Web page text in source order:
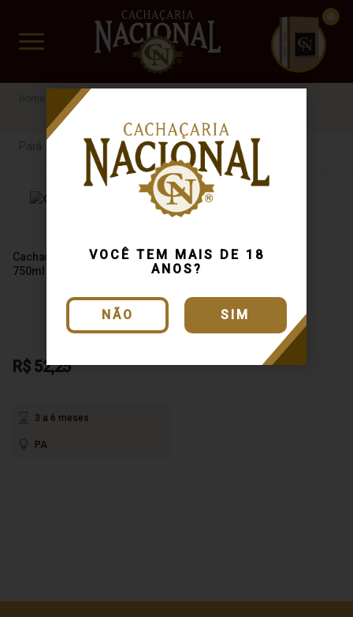
VOCÊ TEM MAIS DE 18
ANOS?
NÃO SIM
www.cachacarianacional.com.br
CUIDADO FRÁGIL
Cachaça
Cachaça Indiazinha Cristal
750ml
R$ 52,25
3 a 6 meses
PA